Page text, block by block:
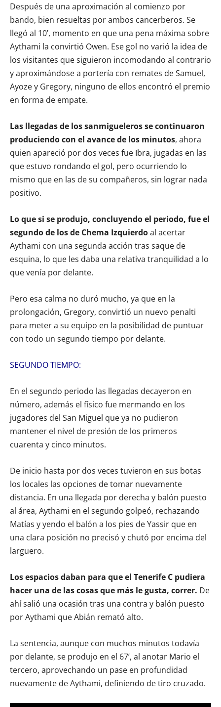
Después de una aproximación al comienzo por
bando, bien resueltas por ambos cancerberos. Se
llegó al 10’, momento en que una pena máxima sobre
Aythami la convirtió Owen. Ese gol no varió la idea de
los visitantes que siguieron incomodando al contrario
y aproximándose a portería con remates de Samuel,
Ayoze y Gregory, ninguno de ellos encontró el premio
en forma de empate.
Las llegadas de los sanmigueleros se continuaron
produciendo con el avance de los minutos, ahora
quien apareció por dos veces fue Ibra, jugadas en las
que estuvo rondando el gol, pero ocurriendo lo
mismo que en las de su compañeros, sin lograr nada
positivo.
Lo que si se produjo, concluyendo el periodo, fue el
segundo de los de Chema Izquierdoal acertar
Aythami con una segunda acción tras saque de
esquina, lo que les daba una relativa tranquilidad a lo
que venía por delante.
Pero esa calma no duró mucho, ya que en la
prolongación, Gregory, convirtió un nuevo penalti
para meter a su equipo en la posibilidad de puntuar
con todo un segundo tiempo por delante.
SEGUNDO TIEMPO:
En el segundo periodo las llegadas decayeron en
número, además el físico fue mermando en los
jugadores del San Miguel que ya no pudieron
mantener el nivel de presión de los primeros
cuarenta y cinco minutos.
De inicio hasta por dos veces tuvieron en sus botas
los locales las opciones de tomar nuevamente
distancia. En una llegada por derecha y balón puesto
al área, Aythami en el segundo golpeó, rechazando
Matías y yendo el balón a los pies de Yassir que en
una clara posición no precisó y chutó por encima del
larguero.
Los espacios daban para que el Tenerife C pudiera
hacer una de las cosas que más le gusta, correr. De
ahí salió una ocasión tras una contra y balón puesto
por Aythami que Abián remató alto.
La sentencia, aunque con muchos minutos todavía
por delante, se produjo en el 67’, al anotar Mario el
tercero, aprovechando un pase en profundidad
nuevamente de Aythami, definiendo de tiro cruzado.